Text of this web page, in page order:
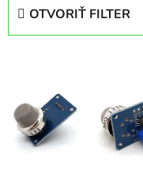
r
o
OTVORIŤ FILTER
p